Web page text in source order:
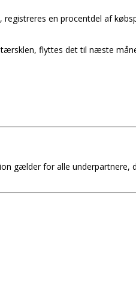
en procentdel af
flyttes det til næste
gælder for alle underpartnere,